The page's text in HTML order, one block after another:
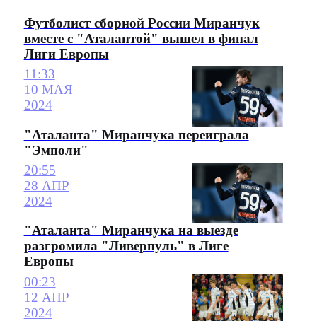
Футболист сборной России Миранчук
вместе с "Аталантой" вышел в финал
Лиги Европы
11:33
10 МАЯ
2024
"Аталанта" Миранчука переиграла
"Эмполи"
20:55
28 АПР
2024
"Аталанта" Миранчука на выезде
разгромила "Ливерпуль" в Лиге
Европы
00:23
12 АПР
2024